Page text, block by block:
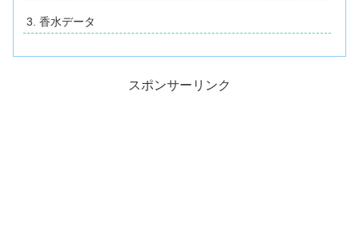
香水データ
スポンサーリンク